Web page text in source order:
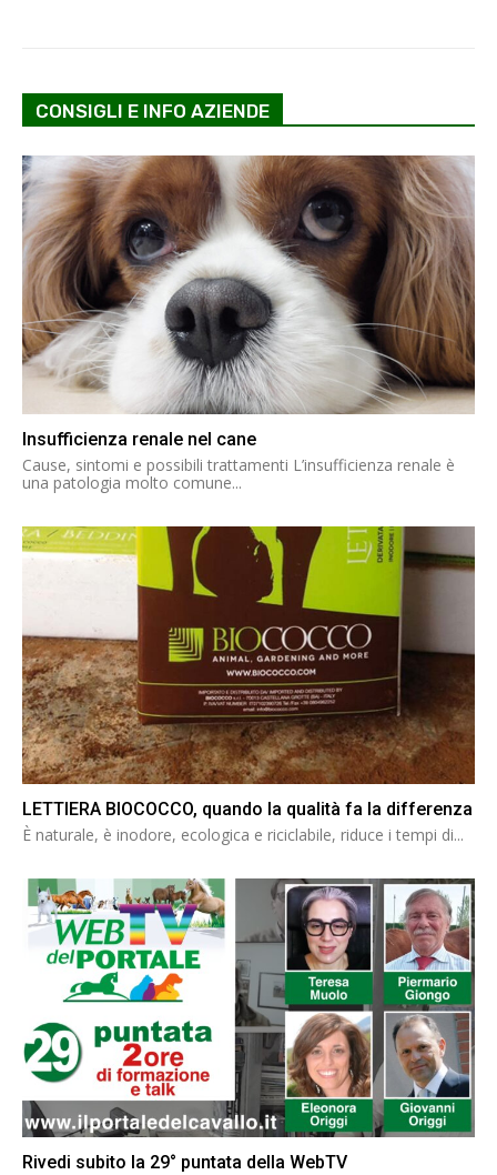
CONSIGLI E INFO AZIENDE
Insufficienza renale nel cane
Cause, sintomi e possibili trattamenti L’insufficienza renale è
una patologia molto comune...
LETTIERA BIOCOCCO, quando la qualità fa la differenza
È naturale, è inodore, ecologica e riciclabile, riduce i tempi di...
Rivedi subito la 29° puntata della WebTV